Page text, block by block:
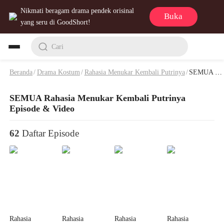
Nikmati beragam drama pendek orisinal
yang seru di GoodShort!
Buka
Cari
Beranda /Drama Kostum /Rahasia Menukar Kembali Putrinya/SEMUA Rahasia Menukar Kembali Putrinya Episode & Video
SEMUA Rahasia Menukar Kembali Putrinya
Episode & Video
62 Daftar Episode
Rahasia
Rahasia
Rahasia
Rahasia